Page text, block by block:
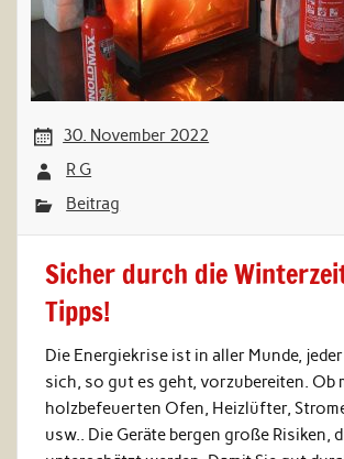
30. November 2022
R G
Beitrag
Sicher durch die
Tipps!
Die Energiekrise ist in aller Munde,
sich, so gut es geht, vorzubereiten. Ob
holzbefeuerten Ofen, Heizlüfter,
usw.. Die Geräte bergen große Risiken,